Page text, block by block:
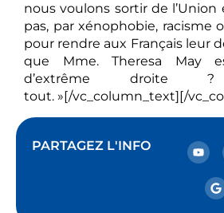
nous voulons sortir de
pas, par xénophobie, racisme
pour rendre aux Français leur
que Mme. Theresa May
d’extrême
tout. »[/vc_column_text][/
PARTAGEZ L'INFO